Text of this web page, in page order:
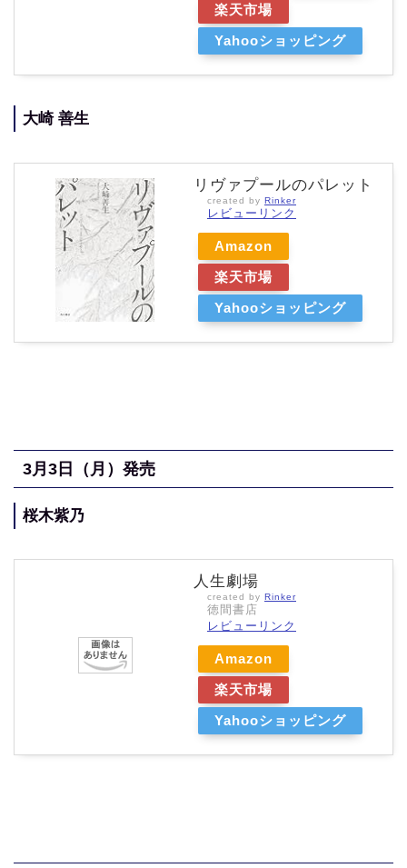
楽天市場
Yahooショッピング
大崎 善生
リヴァプールのパレット
created by Rinker
レビューリンク
Amazon
楽天市場
Yahooショッピング
3月3日（月 ）発売
桜木紫乃
人生劇場
created by Rinker
徳間書店
レビューリンク
Amazon
楽天市場
Yahooショッピング